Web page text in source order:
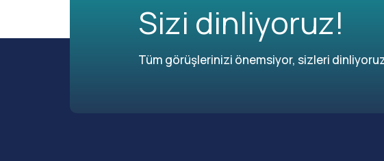
Sizi dinliyoruz!
Tüm görüşlerinizi önemsiyor, sizleri